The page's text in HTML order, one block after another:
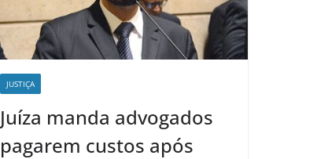
JUSTIÇA
Juíza manda advogados
pagarem custos após